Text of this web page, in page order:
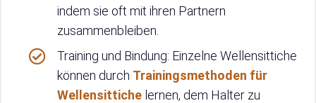
indem sie oft mit ihren Partnern
zusammenbleiben.
Training und Bindung: Einzelne Wellensittiche
können durch Trainingsmethoden für
Wellensittiche lernen, dem Halter zu